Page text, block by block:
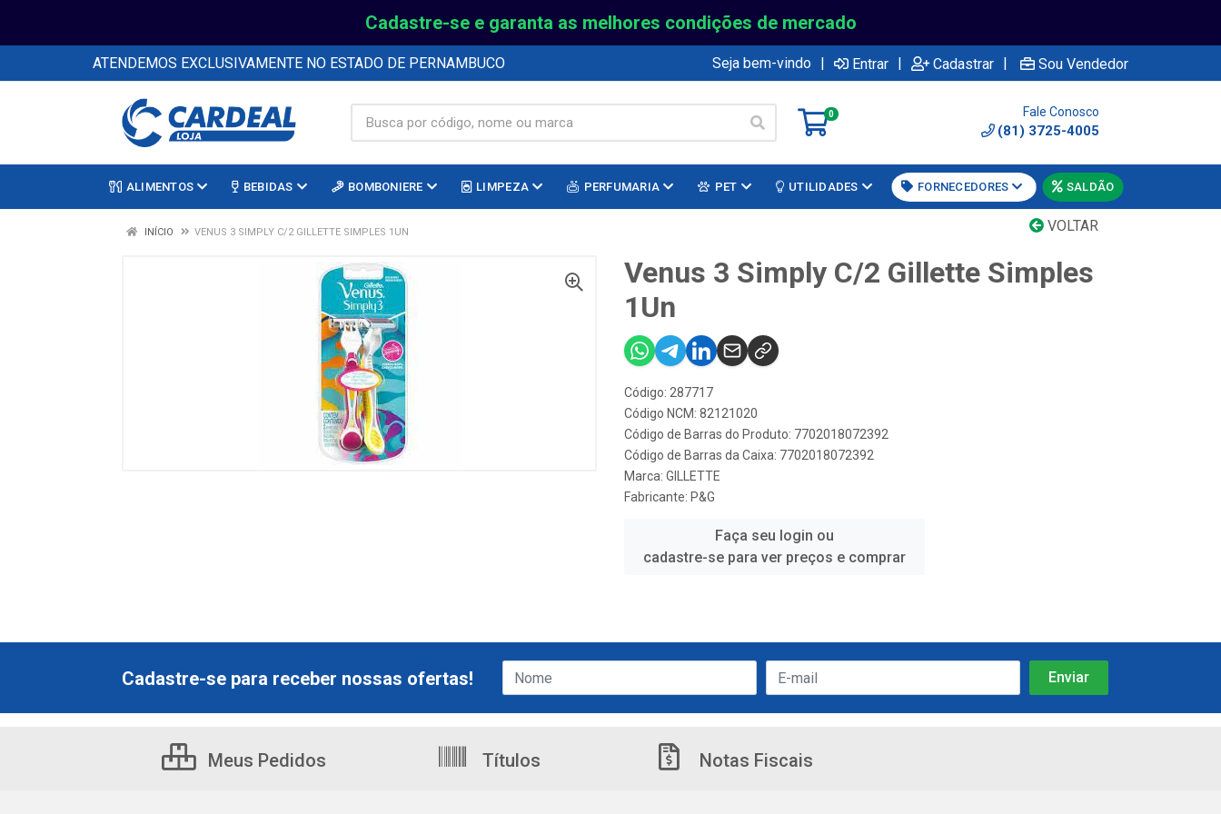
Cadastre-se e garanta as melhores condições de mercado
ATENDEMOS EXCLUSIVAMENTE NO ESTADO DE PERNAMBUCO Seja bem-vindo | Entrar | Cadastrar | Sou Vendedor
0 Fale Conosco
(81) 3725-4005
ALIMENTOS BEBIDAS BOMBONIERE LIMPEZA PERFUMARIA PET UTILIDADES FORNECEDORES SALDÃO
VOLTAR
INÍCIO VENUS 3 SIMPLY C/2 GILLETTE SIMPLES 1UN
Venus 3 Simply C/2 Gillette Simples
1Un
Código: 287717
Código NCM: 82121020
Código de Barras do Produto: 7702018072392
Código de Barras da Caixa: 7702018072392
Marca: GILLETTE
Fabricante: P&G
Faça seu login ou
cadastre-se para ver preços e comprar
Cadastre-se para receber nossas ofertas!
Meus Pedidos Títulos Notas Fiscais